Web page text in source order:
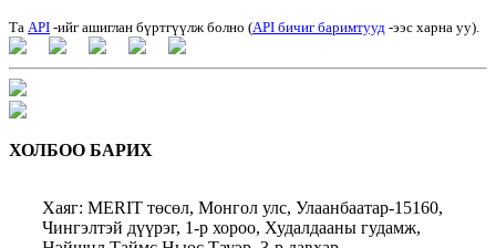
Та API -ийг ашиглан бүртгүүлж болно (API бичиг баримтууд -ээс харна уу).
ХОЛБОО БАРИХ
Хаяг: MERIT төсөл, Монгол улс, Улаанбаатар-15160,
Чингэлтэй дүүрэг, 1-р хороо, Худалдааны гудамж,